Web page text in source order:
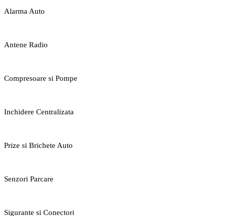
Alarma Auto
Antene Radio
Compresoare si Pompe
Inchidere Centralizata
Prize si Brichete Auto
Senzori Parcare
Sigurante si Conectori